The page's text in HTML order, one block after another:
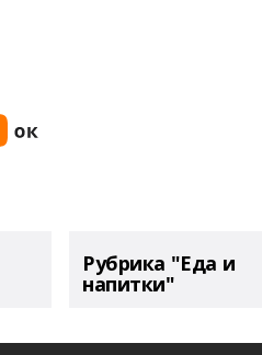
Рубрика "Еда и
напитки"